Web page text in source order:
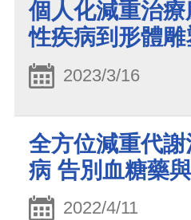
個人化減重治
性疾病到形體雕
2023/3/16
全方位減重代
病 告別血糖藥
2022/4/11